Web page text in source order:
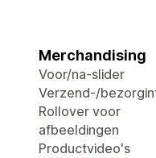
Merchandising
Voor/na-slider
Verzend-/
Rollover voor
afbeeldingen
Productvideo's